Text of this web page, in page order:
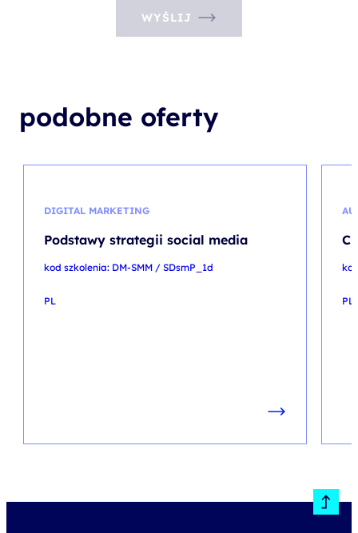
WYŚLIJ
podobne oferty
DIGITAL MARKETING
Podstawy strategii social media
kod szkolenia: DM-SMM / SDsmP_1d
PL PL